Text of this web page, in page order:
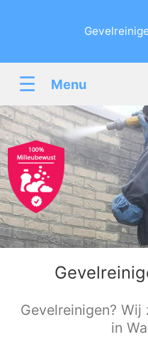
☰ Menu
Gevelreinigen?
in